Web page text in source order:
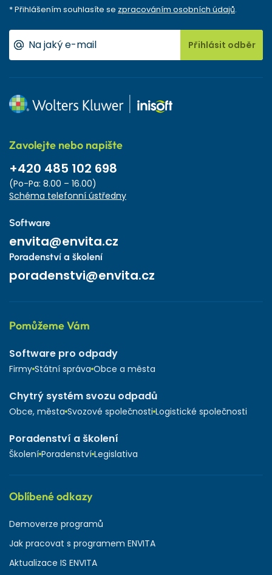
* Přihlášením souhlasíte se zpracováním osobních údajů.
Přihlásit odběr
Zavolejte nebo napište
+420 485 102 698
(Po-Pa: 8.00 – 16.00)
Schéma telefonní ústředny
Software
envita@envita.cz
Poradenství a školení
poradenstvi@envita.cz
Pomůžeme Vám
Software pro odpady
Firmy Státní správa Obce a města
Chytrý systém svozu odpadů
Obce, města Svozové společnosti Logistické společnosti
Poradenství a školení
Školení Poradenství Legislativa
Oblíbené odkazy
Demoverze programů
Jak pracovat s programem ENVITA
Aktualizace IS ENVITA